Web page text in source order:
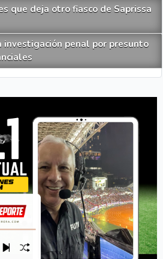
que deja otro fiasco de Saprissa
investigación penal por presunto